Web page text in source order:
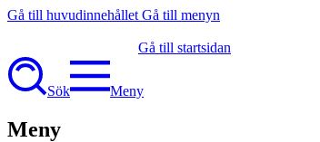
Gå till huvudinnehållet Gå till menyn
Gå till startsidan
Sök Meny
Meny